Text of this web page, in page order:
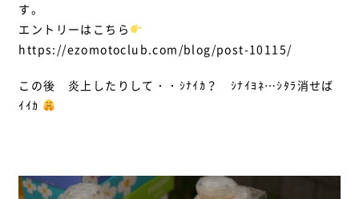
す。
エントリーはこちら
https://ezomotoclub.com/blog/post-10115/
この後 炎上したりして・・ｼﾅｲｶ？ ｼﾅｲﾖﾈ…ｼﾀﾗ消せば
ｲｲｶ